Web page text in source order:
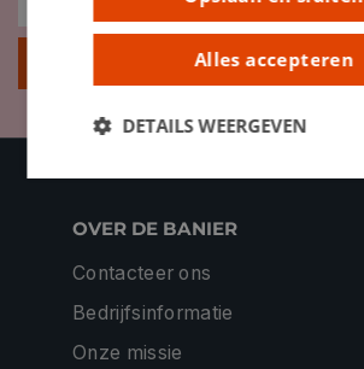
OVER DE BANIER
Contacteer ons
Bedrijfsinformatie
Onze missie
Alles accepteren
DETAILS WEERGEVEN